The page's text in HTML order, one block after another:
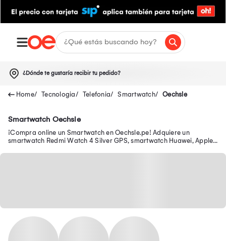
¿Dónde te gustaría recibir tu pedido?
Tecnologia Telefonia Smartwatch Oechsle
Smartwatch Oechsle
¡Compra online un Smartwatch en Oechsle.pe! Adquiere un
smartwatch Redmi Watch 4 Silver GPS, smartwatch Huawei, Apple